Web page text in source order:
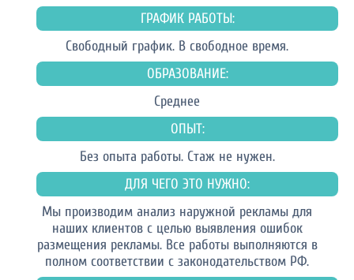
ГРАФИК РАБОТЫ:
Свободный график. В свободное время.
ОБРАЗОВАНИЕ:
Среднее
ОПЫТ:
Без опыта работы. Стаж не нужен.
ДЛЯ ЧЕГО ЭТО НУЖНО:
Мы производим анализ наружной рекламы для
наших клиентов с целью выявления ошибок
размещения рекламы. Все работы выполняются в
полном соответствии с законодательством РФ.